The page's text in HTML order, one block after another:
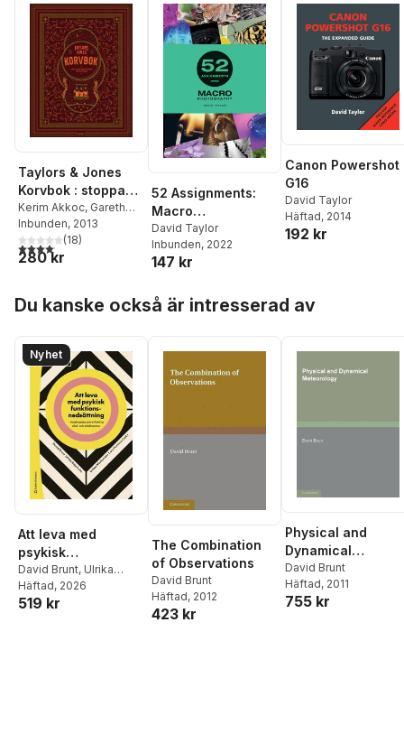
Taylors & Jones
Korvbok : stoppa
och laga korv med
smaker från hela
världen
Kerim Akkoc, Gareth
Jones,Maria Jones
Herman Rasmuson
David Taylor
Inbunden, 2013
4,1utav 5 stjärnor. Totalt antal röster:
(18)
280 kr
52 Assignments:
Macro
Photography
David Taylor
Inbunden, 2022
147 kr
Canon Powershot
G16
David Taylor
Häftad, 2014
192 kr
Du kanske också är intresserad av
Nyhet
Att leva med
psykisk
funktionsnedsättni
ng - Livssituation
och effektiva vård-
David Brunt, Ulrika
Bejerholm,Urban
Markström
Häftad, 2026
519 kr
The Combination
of Observations
David Brunt
Häftad, 2012
423 kr
Physical and
Dynamical
Meteorology
David Brunt
Häftad, 2011
755 kr